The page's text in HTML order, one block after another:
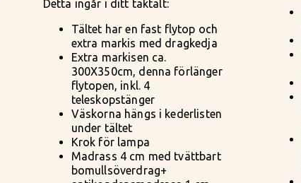
Detta ingår i ditt taktält:
Tältet har en fast flytop och
extra markis med dragkedja
Extra markisen ca.
300X350cm, denna förlänger
flytopen, inkl. 4
teleskopstänger
Väskorna hängs i kederlisten
under tältet
Krok för lampa
Madrass 4 cm med tvättbart
bomullsöverdrag+